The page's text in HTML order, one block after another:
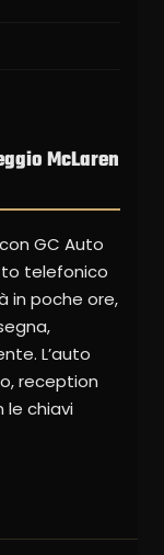
McLaren
GC Auto
telefonico
in poche ore,
L’auto
reception
le chiavi